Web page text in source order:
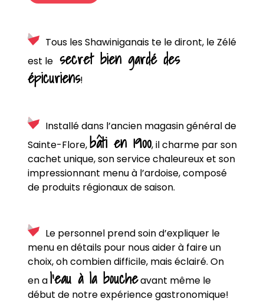
Tous les Shawiniganais te le diront, le Zélé
est lesecret bien gardé des
épicuriens!
Installé dans l’ancien magasin général de
Sainte-Flore,bâti en 1900, il charme par son
cachet unique, son service chaleureux et son
impressionnant menu à l’ardoise, composé
de produits régionaux de saison.
Le personnel prend soin d’expliquer le
menu en détails pour nous aider à faire un
choix, oh combien difficile, mais éclairé. On
en al’eau à la boucheavant même le
début de notre expérience gastronomique!